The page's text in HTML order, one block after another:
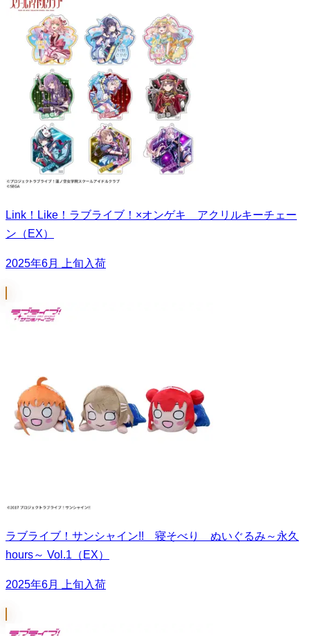
Link！Like！ラブライブ！×オンゲキ アクリルキーチェー
ン（EX）
2025年6月 上旬入荷
ラブライブ！サンシャイン!! 寝そべり ぬいぐるみ～永久
hours～ Vol.1（EX）
2025年6月 上旬入荷